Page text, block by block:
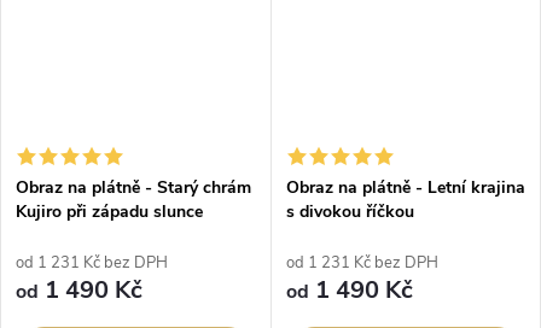
Obraz na plátně - Starý chrám
Kujiro při západu slunce
od 1 231 Kč bez DPH
od 1 490 Kč
Obraz na plátně - Letní krajina
s divokou říčkou
od 1 231 Kč bez DPH
od 1 490 Kč